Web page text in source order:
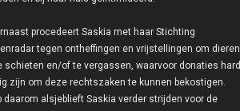
procedeert Saskia met haar Stichting
tegen ontheffingen en vrijstellingen om dieren
schieten en/of te vergassen, waarvoor donaties hard
zijn om deze rechtszaken te kunnen bekostigen.
daarom alsjeblieft Saskia verder strijden voor de